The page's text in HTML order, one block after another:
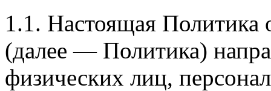
1.1. Настоящая Политика
(далее — Политика)
физических лиц,